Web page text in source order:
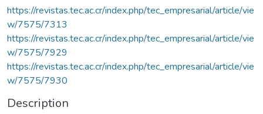
https://revistas.tec.ac.cr/index.php/tec_empresarial/article/vie
w/7575/7313
https://revistas.tec.ac.cr/index.php/tec_empresarial/article/vie
w/7575/7929
https://revistas.tec.ac.cr/index.php/tec_empresarial/article/vie
w/7575/7930
Description